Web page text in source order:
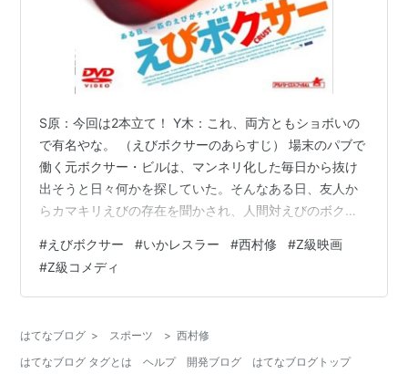
S原：今回は2本立て！ Y木：これ、両方ともショボいの
で有名やな。 （えびボクサーのあらすじ） 場末のパブで
働く元ボクサー・ビルは、マンネリ化した毎日から抜け
出そうと日々何かを探していた。そんなある日、友人か
らカマキリえびの存在を聞かされ、人間対えびのボクシ
敵を誇った超日本プロレスのレスラー・貫一は病のため
引退。死を宣告された彼は修行の末「いかレスラー」と
なってリングに復帰。宿敵「たこレスラー」、そして謎
バトルと化した！ Y木：なんかどっちも面白くなさそう
（苦笑） S原：うん、その通り。でも…
#えびボクサー #いかレスラー #西村修 #Z級映画
#Z級コメディ
はてなブログ > スポーツ > 西村修
はてなブログ タグとは
ヘルプ 開発ブログ はてなブログトップ